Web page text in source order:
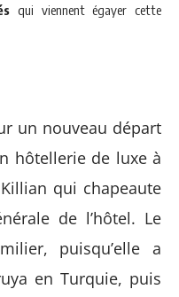
qui viennent égayer cette
un nouveau départ
hôtellerie de luxe à
qui chapeaute
de l’hôtel. Le
puisqu’elle a
en Turquie, puis